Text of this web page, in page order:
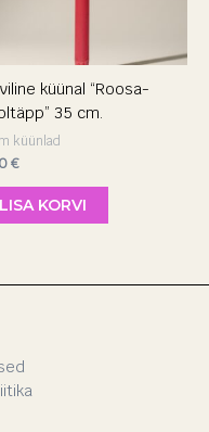
küünal “Roosa-
35 cm.
küünlad
€
LISA KORVI